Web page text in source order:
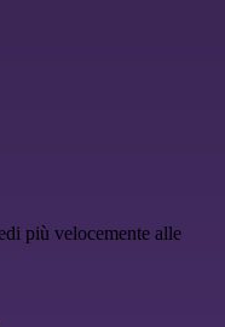
più velocemente alle